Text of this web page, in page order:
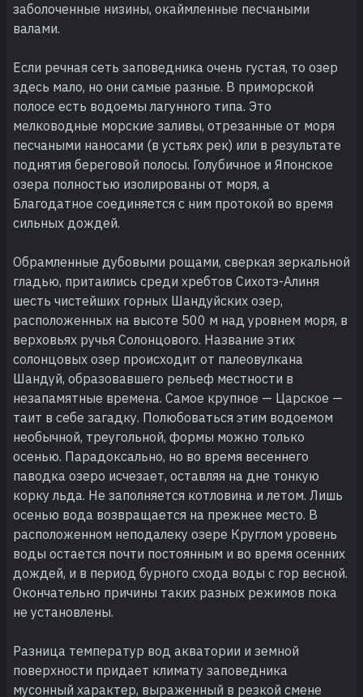
заболоченные низины, окаймленные песчаными
валами.
Если речная сеть заповедника очень густая, то озер
здесь мало, но они самые разные. В приморской
полосе есть водоемы лагунного типа. Это
мелководные морские заливы, отрезанные от моря
песчаными наносами (в устьях рек) или в результате
поднятия береговой полосы. Голубичное и Японское
озера полностью изолированы от моря, а
Благодатное соединяется с ним протокой во время
сильных дождей.
Обрамленные дубовыми рощами, сверкая зеркальной
гладью, притаились среди хребтов Сихотэ-Алиня
шесть чистейших горных Шандуйских озер,
расположенных на высоте 500 м над уровнем моря, в
верховьях ручья Солонцового. Название этих
солонцовых озер происходит от палеовулкана
Шандуй, образовавшего рельеф местности в
незапамятные времена. Самое крупное — Царское —
таит в себе загадку. Полюбоваться этим водоемом
необычной, треугольной, формы можно только
осенью. Парадоксально, но во время весеннего
паводка озеро исчезает, оставляя на дне тонкую
корку льда. Не заполняется котловина и летом. Лишь
осенью вода возвращается на прежнее место. В
расположенном неподалеку озере Круглом уровень
воды остается почти постоянным и во время осенних
дождей, и в период бурного схода воды с гор весной.
Окончательно причины таких разных режимов пока
не установлены.
Разница температур вод акватории и земной
поверхности придает климату заповедника
мусонный характер, выраженный в резкой смене